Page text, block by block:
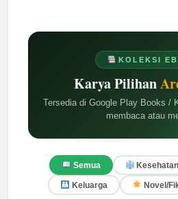
KOLEKSI
Karya Pilihan
Tersedia di Google Play Books /
membaca atau
Semua Kesehatan
Keluarga Novel/